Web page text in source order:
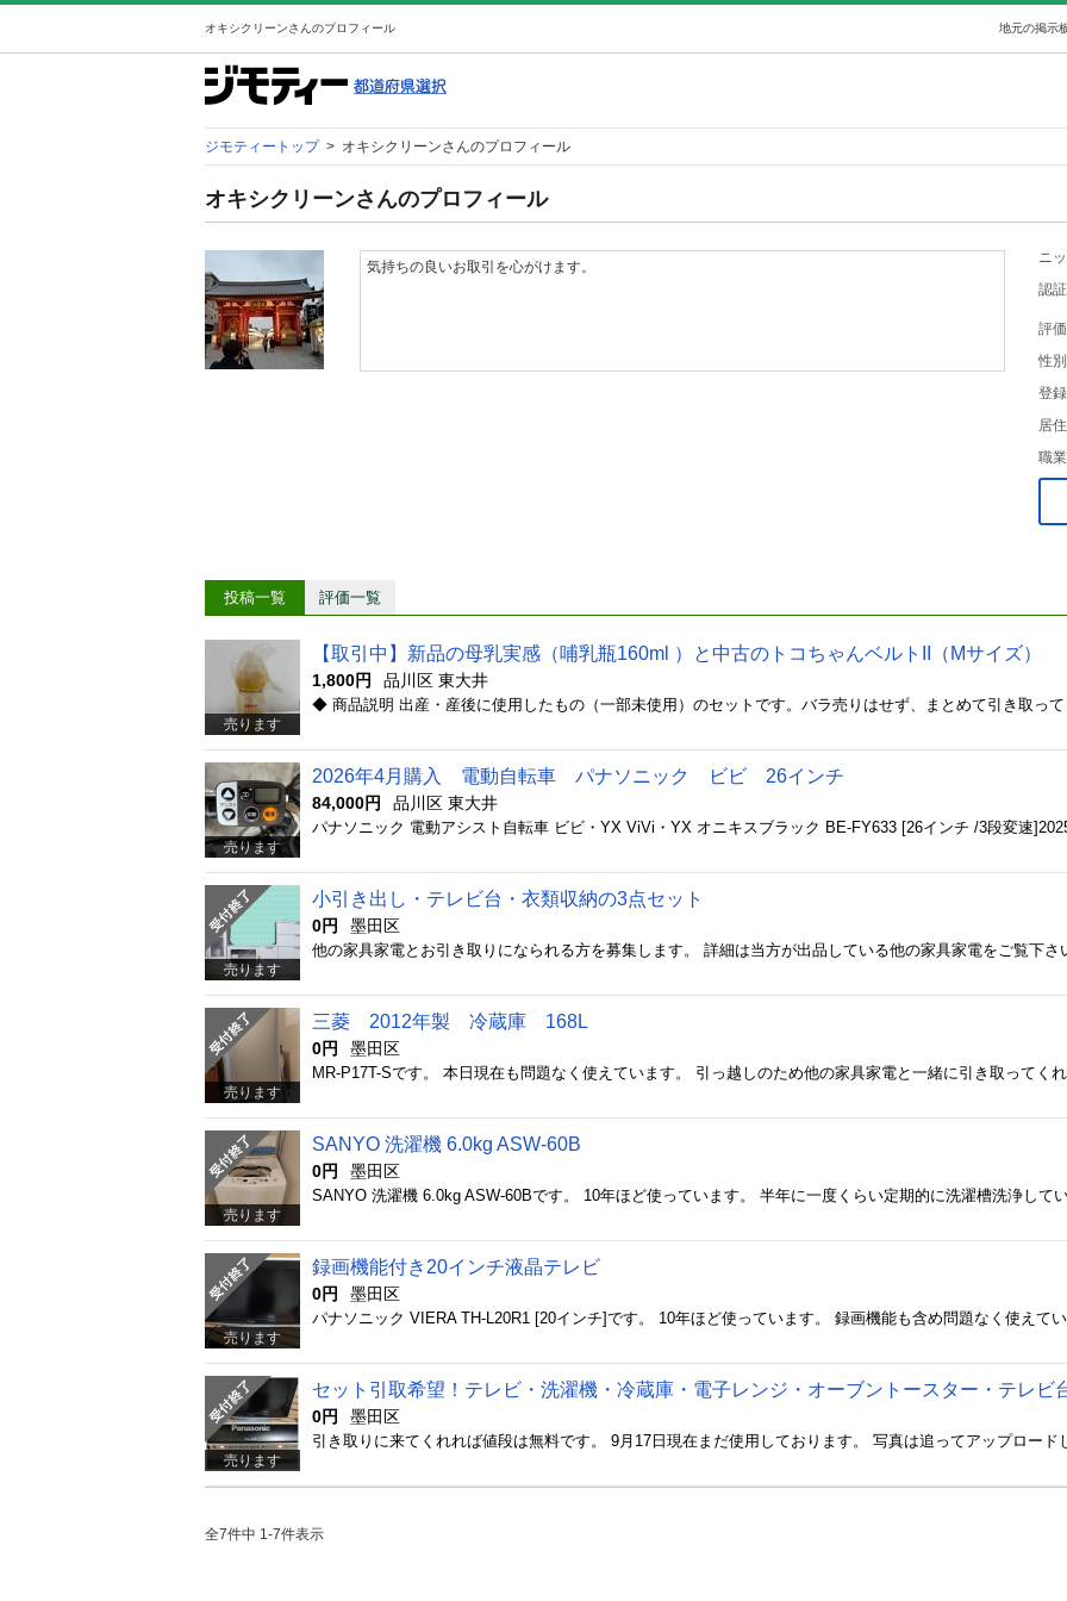
オキシクリーンさんのプロフィール 地元の掲示
ジモティートップ > オキシクリーンさんのプロフィール
オキシクリーンさんのプロフィール
気持ちの良いお取引を心がけます。
ニ
認証
評価
性別
登
居
職業
投稿一覧 評価一覧
売ります
【取引中】新品の母乳実感（哺乳瓶160ml ）と中古のトコちゃんベルトII（Mサイズ）
1,800円 品川区 東大井
売ります
2026年4月購入 電動自転車 パナソニック ビビ 26インチ
84,000円 品川区 東大井
売ります
小引き出し・テレビ台・衣類収納の3点セット
0円 墨田区
他の家具家電とお引き取りになられる方を募集します。 詳細は当方が出品している他の家具家電をご覧下さ
売ります
三菱 2012年製 冷蔵庫 168L
0円 墨田区
売ります
SANYO 洗濯機 6.0kg ASW-60B
0円 墨田区
売ります
録画機能付き20インチ液晶テレビ
0円 墨田区
売ります
0円 墨田区
全7件中 1-7件表示